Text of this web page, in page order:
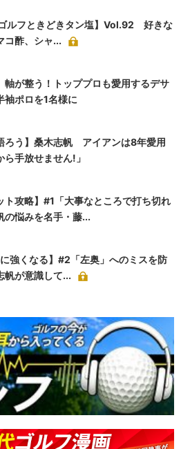
ゴルフときどきタン塩】Vol.92 好きな
コ酢、シャ...
軸が整う！トッププロも愛用するデサ
袖ポロを1名様に
ろう】桑木志帆 アイアンは8年愛用
ら手放せません!」
ト攻略】#1「大事なところで打ち切れ
の悩みを名手・藤...
に強くなる】#2「左奥」へのミスを防
帆が意識して...